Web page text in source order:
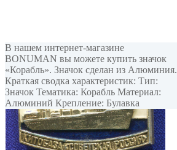
В нашем интернет-магазине
BONUMAN вы можете купить значок
«Корабль». Значок сделан из Алюминия.
Краткая сводка характеристик: Тип:
Значок Тематика: Корабль Материал:
Алюминий Крепление: Булавка